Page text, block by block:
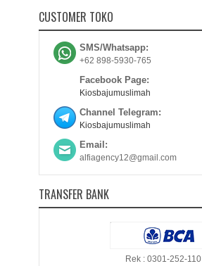
CUSTOMER TOKO
SMS/Whatsapp:
+62 898-5930-765
Facebook Page:
Kiosbajumuslimah
Channel Telegram:
Kiosbajumuslimah
Email:
alfiagency12@gmail.com
TRANSFER BANK
Rek : 0301-252-110